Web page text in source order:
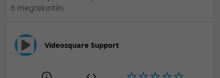
6 megtekintés
Videosquare Support